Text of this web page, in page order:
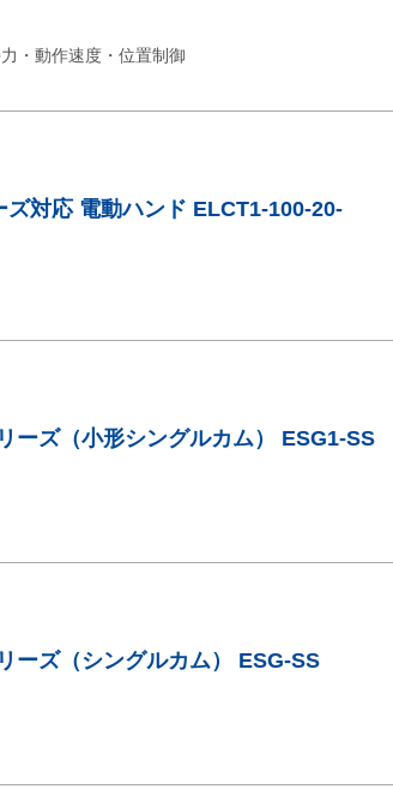
・動作速度・位置制御
対応 電動ハンド ELCT1-100-20-
ーズ（小形シングルカム） ESG1-SS
ーズ（シングルカム） ESG-SS